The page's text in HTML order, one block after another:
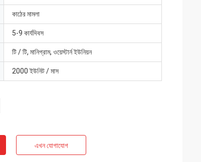
কাঠের মামলা
5-9 কার্যদিবস
টি / টি, মানিগ্রাম, ওয়েস্টার্ন ইউনিয়ন
2000 ইউনিট / মাস
এখন যোগাযোগ